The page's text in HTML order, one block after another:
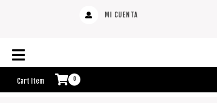
MI CUENTA
Cart Item 0